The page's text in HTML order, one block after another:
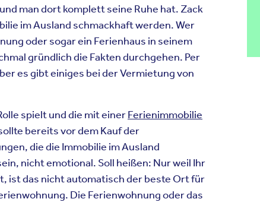
man dort komplett seine Ruhe hat. Zack
im Ausland schmackhaft werden. Wer
oder sogar ein Ferienhaus in seinem
gründlich die Fakten durchgehen. Per
es gibt einiges bei der Vermietung von
spielt und die mit einerFerienimmobilie
bereits vor dem Kauf der
die die Immobilie im Ausland
nicht emotional. Soll heißen: Nur weil Ihr
ist das nicht automatisch der beste Ort für
Die Ferienwohnung oder das